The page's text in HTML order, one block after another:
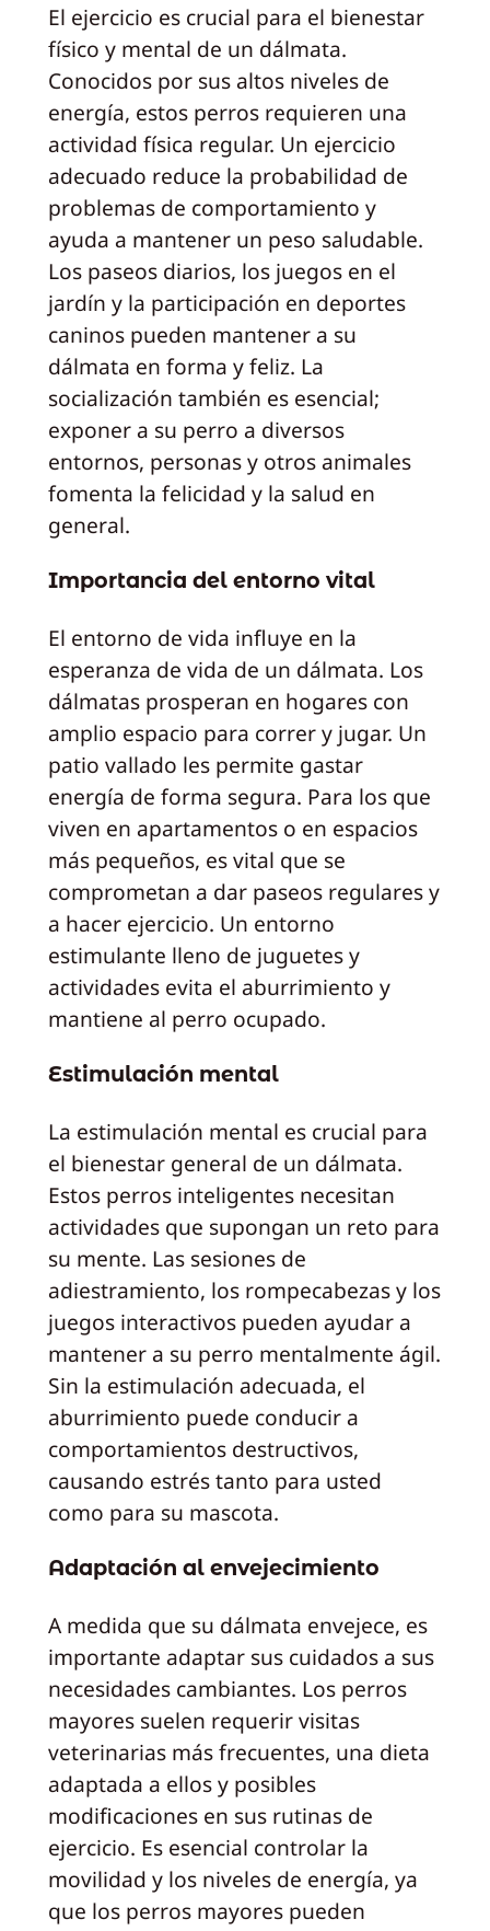
El ejercicio es crucial para el bienestar
físico y mental de un dálmata.
Conocidos por sus altos niveles de
energía, estos perros requieren una
actividad física regular. Un ejercicio
adecuado reduce la probabilidad de
problemas de comportamiento y
ayuda a mantener un peso saludable.
Los paseos diarios, los juegos en el
jardín y la participación en deportes
caninos pueden mantener a su
dálmata en forma y feliz. La
socialización también es esencial;
exponer a su perro a diversos
entornos, personas y otros animales
fomenta la felicidad y la salud en
general.
Importancia del entorno vital
El entorno de vida influye en la
esperanza de vida de un dálmata. Los
dálmatas prosperan en hogares con
amplio espacio para correr y jugar. Un
patio vallado les permite gastar
energía de forma segura. Para los que
viven en apartamentos o en espacios
más pequeños, es vital que se
comprometan a dar paseos regulares y
a hacer ejercicio. Un entorno
estimulante lleno de juguetes y
actividades evita el aburrimiento y
mantiene al perro ocupado.
Estimulación mental
La estimulación mental es crucial para
el bienestar general de un dálmata.
Estos perros inteligentes necesitan
actividades que supongan un reto para
su mente. Las sesiones de
adiestramiento, los rompecabezas y los
juegos interactivos pueden ayudar a
mantener a su perro mentalmente ágil.
Sin la estimulación adecuada, el
aburrimiento puede conducir a
comportamientos destructivos,
causando estrés tanto para usted
como para su mascota.
Adaptación al envejecimiento
A medida que su dálmata envejece, es
importante adaptar sus cuidados a sus
necesidades cambiantes. Los perros
mayores suelen requerir visitas
veterinarias más frecuentes, una dieta
adaptada a ellos y posibles
modificaciones en sus rutinas de
ejercicio. Es esencial controlar la
movilidad y los niveles de energía, ya
que los perros mayores pueden